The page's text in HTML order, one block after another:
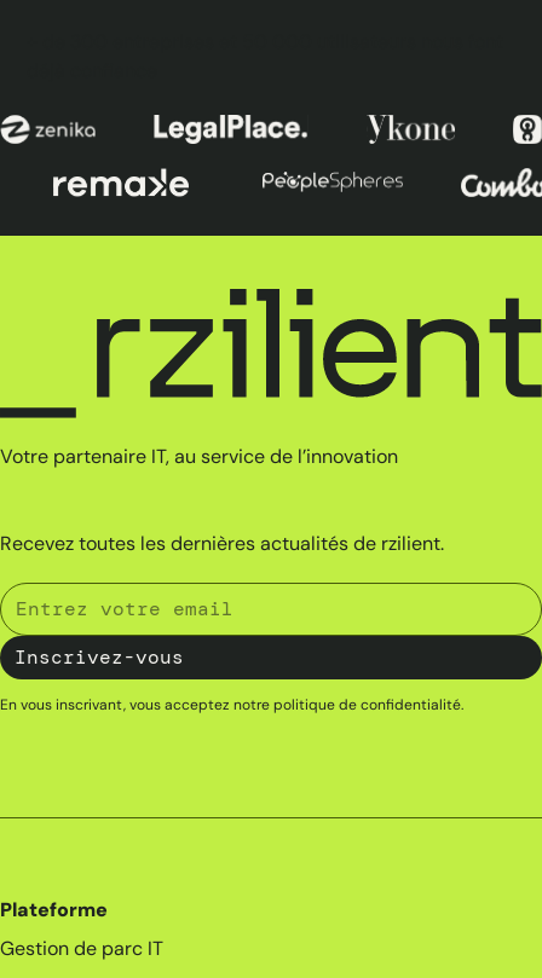
Votre partenaire IT, au service de l’innovation
Recevez toutes les dernières actualités de rzilient.
En vous inscrivant, vous acceptez notrepolitique de confidentialité.
Plateforme
Gestion de parc IT